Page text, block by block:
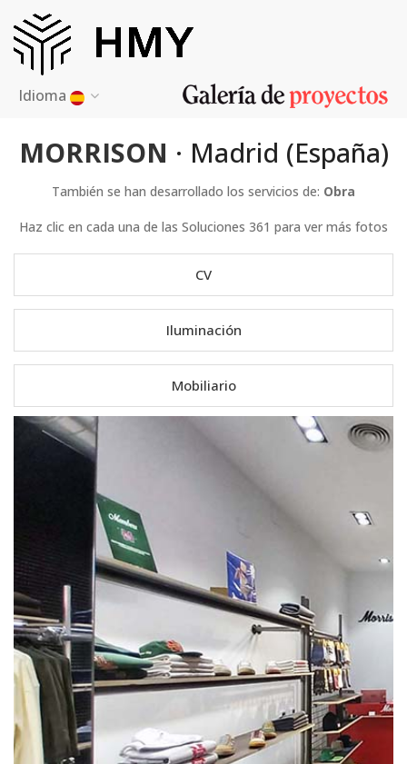
Idioma
MORRISON · Madrid (España)
También se han desarrollado los servicios de: Obra
Haz clic en cada una de las Soluciones 361 para ver más fotos
CV
Iluminación
Mobiliario